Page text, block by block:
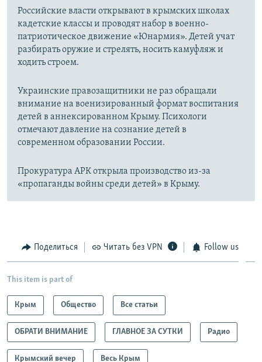
Российские власти открывают в крымских школах
кадетские классы и проводят набор в военно-
патриотическое движение «Юнармия». Детей учат
разбирать оружие и стрелять, носить камуфляж и
ходить строем.
Украинские правозащитники не раз обращали
внимание на военизированный формат воспитания
детей в аннексированном Крыму. Психологи
отмечают давление на сознание детей в
современном образовании России.
Прокуратура АРК открыла производство из-за
«пропаганды войны среди детей» в Крыму.
Поделиться Читать без VPN Follow us
This item is part of
Крым Общество Все статьи
ОБРАТИ ВНИМАНИЕ ГЛАВНОЕ ЗА СУТКИ Радио
Крымский вечер Весь Крым